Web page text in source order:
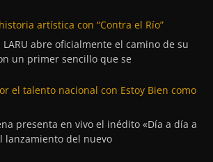
artística con “Contra el Río”
LARU abre oficialmente el camino de su
un primer sencillo que se
el talento nacional con Estoy Bien como
presenta en vivo el inédito «Día a día a
lanzamiento del nuevo